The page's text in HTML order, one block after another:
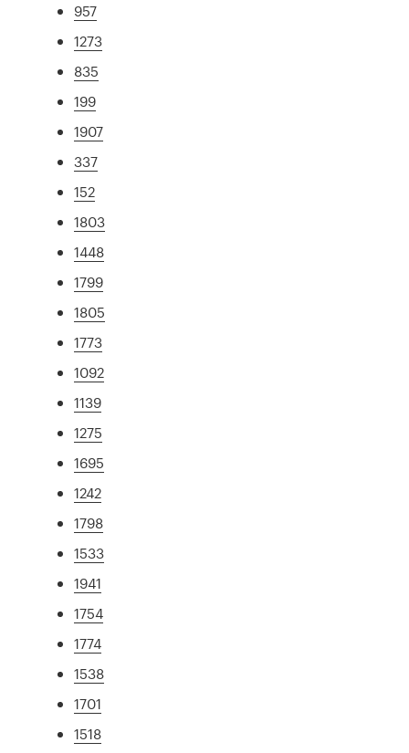
957
1273
835
199
1907
337
152
1803
1448
1799
1805
1773
1092
1139
1275
1695
1242
1798
1533
1941
1754
1774
1538
1701
1518